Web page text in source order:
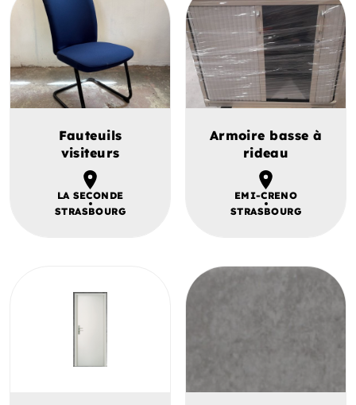
Fauteuils
visiteurs
LA SECONDE
STRASBOURG
Armoire basse à
rideau
EMI-CRENO
STRASBOURG